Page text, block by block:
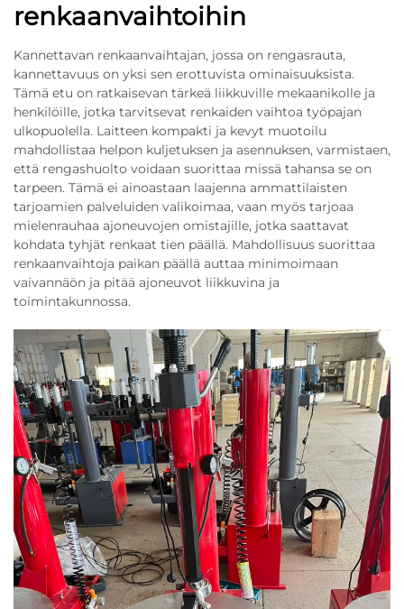
renkaanvaihtoihin
Kannettavan renkaanvaihtajan, jossa on rengasrauta,
kannettavuus on yksi sen erottuvista ominaisuuksista.
Tämä etu on ratkaisevan tärkeä liikkuville mekaanikolle ja
henkilöille, jotka tarvitsevat renkaiden vaihtoa työpajan
ulkopuolella. Laitteen kompakti ja kevyt muotoilu
mahdollistaa helpon kuljetuksen ja asennuksen, varmistaen,
että rengashuolto voidaan suorittaa missä tahansa se on
tarpeen. Tämä ei ainoastaan laajenna ammattilaisten
tarjoamien palveluiden valikoimaa, vaan myös tarjoaa
mielenrauhaa ajoneuvojen omistajille, jotka saattavat
kohdata tyhjät renkaat tien päällä. Mahdollisuus suorittaa
renkaanvaihtoja paikan päällä auttaa minimoimaan
vaivannäön ja pitää ajoneuvot liikkuvina ja
toimintakunnossa.